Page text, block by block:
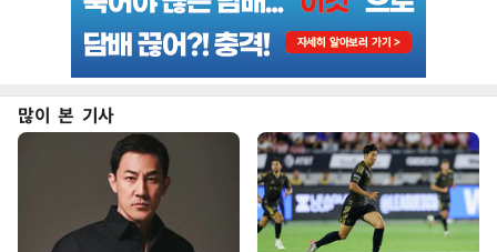
많이 본 기사